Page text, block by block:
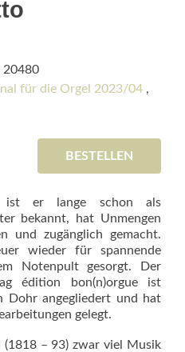
20480
für die Orgel 2023/04 ,
BESTELLEN
ist er lange schon als
bekannt, hat Unmengen
und zugänglich gemacht.
wieder für spannende
Notenpult gesorgt. Der
édition bon(n)orgue ist
Dohr an­gegliedert und hat
gelegt.
(1818 ­– 93) zwar viel Musik